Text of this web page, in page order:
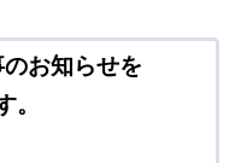
お知らせを
。